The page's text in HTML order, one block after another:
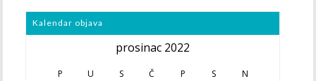
Kalendar objava
prosinac 2022
P U S Č P S N